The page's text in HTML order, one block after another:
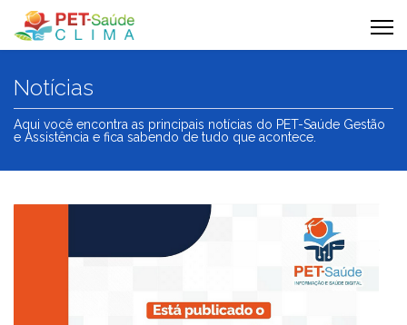
Notícias
Aqui você encontra as principais notícias do PET-Saúde Gestão
e Assistência e fica sabendo de tudo que acontece.